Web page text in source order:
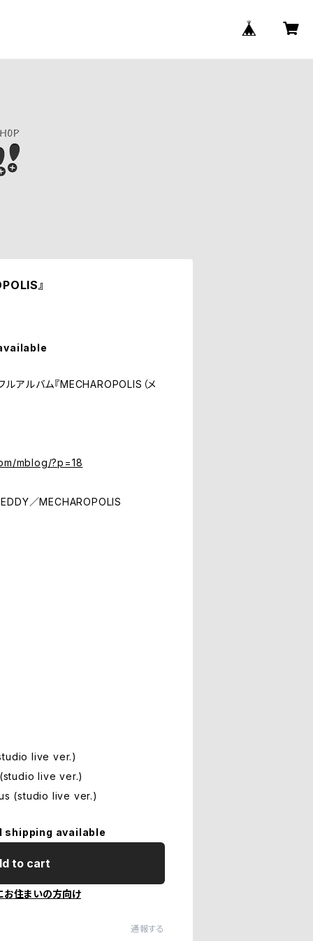
』
アルバム『MECHAROPOLIS（メ
mblog/?p=18
／MECHAROPOLIS
live ver.)
live ver.)
(studio live ver.)
shipping available
to cart
お住まいの方向け
通報する